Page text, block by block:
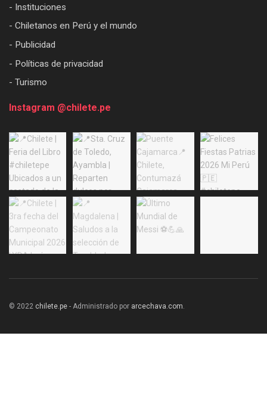
- Instituciones
- Chiletanos en Perú y el mundo
- Publicidad
- Políticas de privacidad
- Turismo
Instagram @chilete.pe
© 2022 chilete.pe - Administrado por arcechava.com